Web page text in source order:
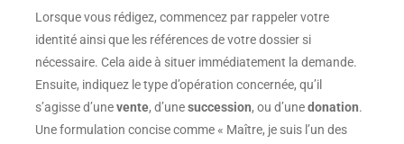
Lorsque vous rédigez, commencez par rappeler votre
identité ainsi que les références de votre dossier si
nécessaire. Cela aide à situer immédiatement la demande.
Ensuite, indiquez le type d’opération concernée, qu’il
s’agisse d’unevente, d’unesuccession, ou d’unedonation.
Une formulation concise comme « Maître, je suis l’un des